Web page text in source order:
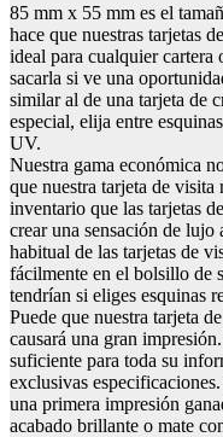
85 mm x 55 mm es el
hace que nuestras tarjetas
ideal para cualquier cartera
sacarla si ve una
similar al de una tarjeta de
especial, elija entre
UV.
Nuestra gama económica
que nuestra tarjeta de
inventario que las tarjetas
crear una sensación de lujo
habitual de las tarjetas de
fácilmente en el bolsillo de
tendrían si eliges esquinas
Puede que nuestra tarjeta
causará una gran
suficiente para toda su
exclusivas
una primera impresión
acabado brillante o mate